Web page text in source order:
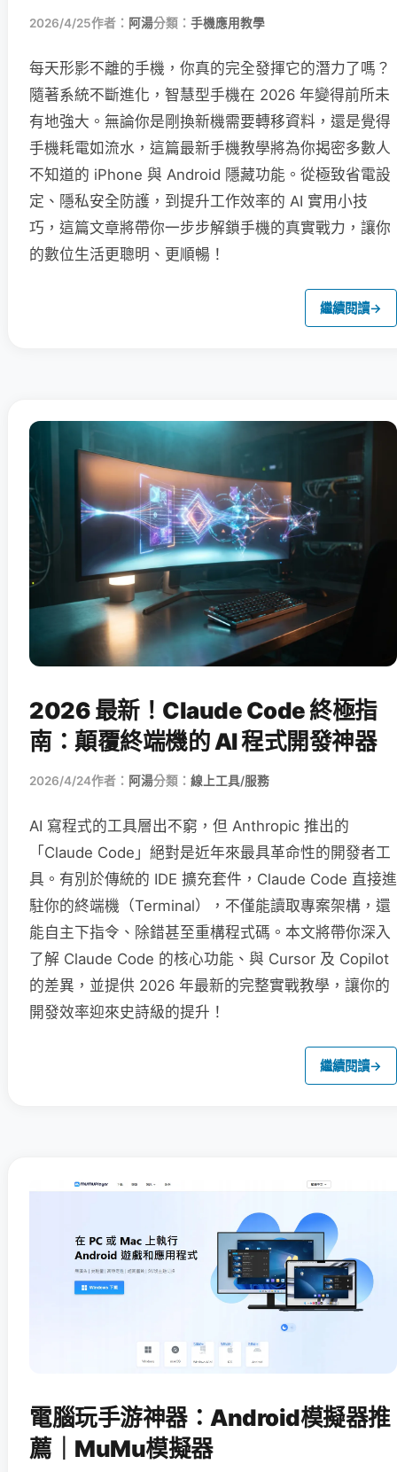
2026/4/25作者： 阿湯分類： 手機應用教學
每天形影不離的手機，你真的完全發揮它的潛力了嗎？
隨著系統不斷進化，智慧型手機在 2026 年變得前所未
有地強大。無論你是剛換新機需要轉移資料，還是覺得
手機耗電如流水，這篇最新手機教學將為你揭密多數人
不知道的 iPhone 與 Android 隱藏功能。從極致省電設
定、隱私安全防護，到提升工作效率的 AI 實用小技
巧，這篇文章將帶你一步步解鎖手機的真實戰力，讓你
的數位生活更聰明、更順暢！
繼續閱讀→
2026 最新！Claude Code 終極指
南：顛覆終端機的 AI 程式開發神器
2026/4/24作者： 阿湯分類： 線上工具/服務
AI 寫程式的工具層出不窮，但 Anthropic 推出的
「Claude Code」絕對是近年來最具革命性的開發者工
具。有別於傳統的 IDE 擴充套件，Claude Code 直接進
駐你的終端機（Terminal），不僅能讀取專案架構，還
能自主下指令、除錯甚至重構程式碼。本文將帶你深入
了解 Claude Code 的核心功能、與 Cursor 及 Copilot
的差異，並提供 2026 年最新的完整實戰教學，讓你的
開發效率迎來史詩級的提升！
繼續閱讀→
電腦玩手游神器：Android模擬器推
薦｜MuMu模擬器